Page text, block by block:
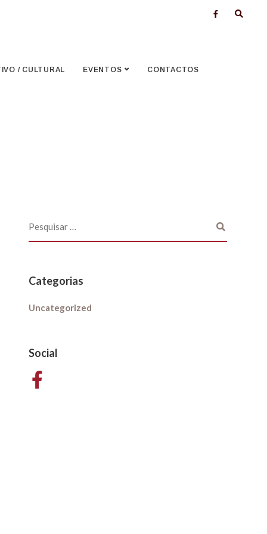
/ CULTURAL EVENTOS CONTACTOS
Categorias
Uncategorized
Social